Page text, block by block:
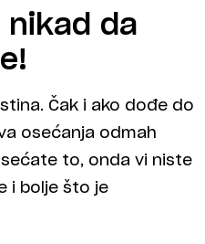
nikad da
Čak i ako dođe do
osećanja odmah
to, onda vi niste
i bolje što je